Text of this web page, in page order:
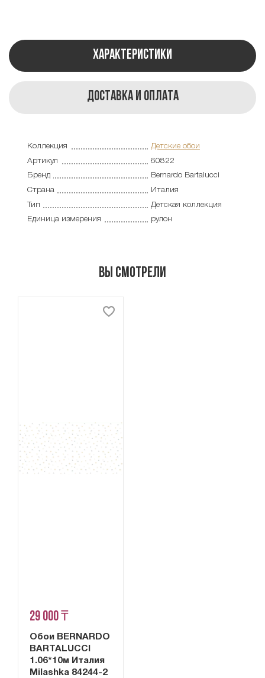
Характеристики
Доставка и оплата
Коллекция
Детские обои
Артикул
60822
Бренд
Bernardo Bartalucci
Страна
Италия
Тип
Детская коллекция
Единица измерения
рулон
Вы смотрели
29 000 ₸
Обои BERNARDO
BARTALUCCI
1.06*10м Италия
Milashka 84244-2